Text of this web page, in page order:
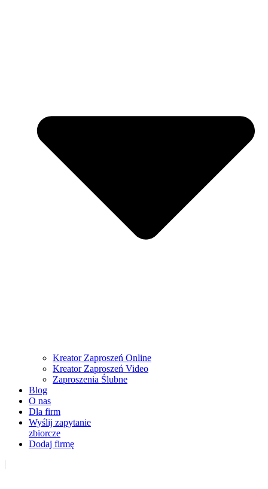
Kreator Zaproszeń Online
Kreator Zaproszeń Video
Zaproszenia Ślubne
Blog
O nas
Dla firm
Wyślij zapytanie
zbiorcze
Dodaj firmę